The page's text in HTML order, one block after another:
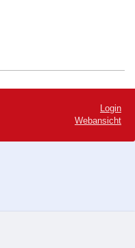
Login
Webansicht